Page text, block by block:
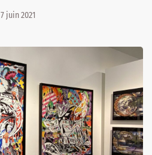
7 juin 2021